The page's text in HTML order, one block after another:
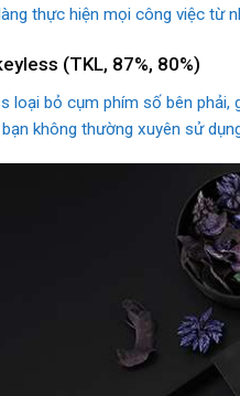
thực hiện mọi công việc từ
(TKL, 87%, 80%)
loại bỏ cụm phím số bên
không thường xuyên sử